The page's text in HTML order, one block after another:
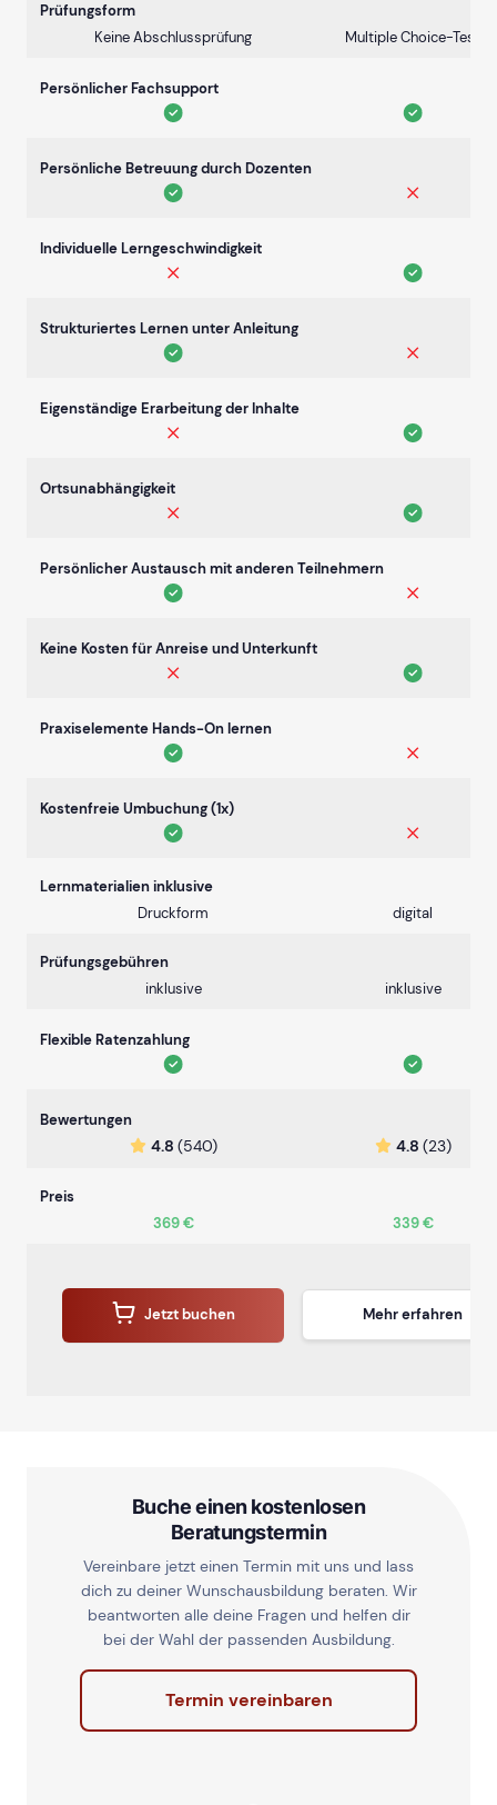
Prüfungsform
Keine Abschlussprüfung
Multiple Choice-Test
Persönlicher Fachsupport
Persönliche Betreuung durch Dozenten
Individuelle Lerngeschwindigkeit
Strukturiertes Lernen unter Anleitung
Eigenständige Erarbeitung der Inhalte
Ortsunabhängigkeit
Persönlicher Austausch mit anderen Teilnehmern
Keine Kosten für Anreise und Unterkunft
Praxiselemente Hands-On lernen
Kostenfreie Umbuchung (1x)
Lernmaterialien inklusive
Druckform
digital
Prüfungsgebühren
inklusive
inklusive
Flexible Ratenzahlung
Bewertungen
4.8 (540) 4.8 (23)
Preis
369 €
339 €
Jetzt buchen Mehr erfahren
Buche einen kostenlosen
Beratungstermin
Vereinbare jetzt einen Termin mit uns und lass
dich zu deiner Wunschausbildung beraten. Wir
beantworten alle deine Fragen und helfen dir
bei der Wahl der passenden Ausbildung.
Termin vereinbaren